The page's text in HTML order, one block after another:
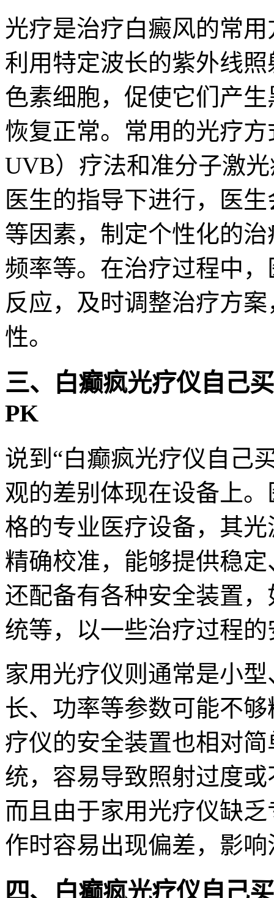
光疗是治疗白癜风的常
利用特定波长的紫外线
色素细胞，促使它们产
恢复正常。常用的光疗
UVB）疗法和准分子激
医生的指导下进行，医
等因素，制定个性化的
频率等。在治疗过程中
反应，及时调整治疗方
性。
三、白癫疯光疗仪自己
PK
说到“白癫疯光疗仪自己
观的差别体现在设备上
格的专业医疗设备，其
精确校准，能够提供稳
还配备有各种安全装置
统等，以一些治疗过程
家用光疗仪则通常是小
长、功率等参数可能不
疗仪的安全装置也相对
统，容易导致照射过度
而且由于家用光疗仪缺
作时容易出现偏差，影
四、白癫疯光疗仪自己